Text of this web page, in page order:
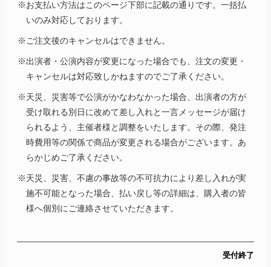
※お支払い方法はこのページ下部に記載の通りです。一括払
いのみ対応しております。
※ご注文後のキャンセルはできません。
※出演者・公演内容が変更になった場合でも、注文の変更・
キャンセルは対応致しかねますのでご了承ください。
※天災、災害等で公演がかなわなかった場合、出演者の方が
受け取れる別日に改めて差し入れと一言メッセージが届け
られるよう、主催者様と調整をいたします。その際、発注
時費用等の関係で商品が変更される場合がございます。あ
らかじめご了承ください。
※天災、災害、不慮の事故等の不可抗力により差し入れが実
施不可能となった場合、払い戻し等の詳細は、購入者の皆
様へ個別にご連絡させていただきます。
受付終了